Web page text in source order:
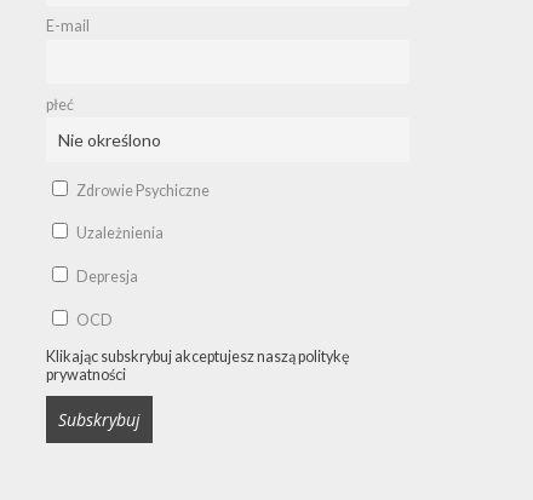
E-mail
płeć
Zdrowie Psychiczne
Uzależnienia
Depresja
OCD
Klikając subskrybuj akceptujesz naszą politykę
prywatności